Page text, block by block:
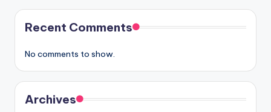
Recent Comments
No comments to show.
Archives